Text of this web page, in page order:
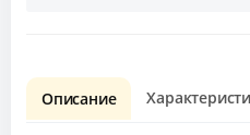
Описание